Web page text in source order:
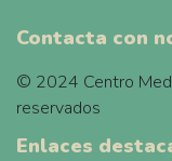
Contacta con
© 2024 Centro
reservados
Enlaces